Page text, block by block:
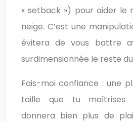
« setback ») pour aider le
neige. C’est une
évitera de vous battre
surdimensionnée le reste
Fais-moi confiance : une
taille que tu maîtrises
donnera bien plus de